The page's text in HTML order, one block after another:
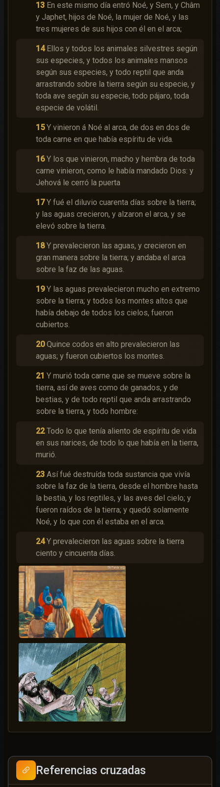
13 En este mismo día entró Noé, y Sem, y Châm
y Japhet, hijos de Noé, la mujer de Noé, y las
tres mujeres de sus hijos con él en el arca;
14 Ellos y todos los animales silvestres según
sus especies, y todos los animales mansos
según sus especies, y todo reptil que anda
arrastrando sobre la tierra según su especie, y
toda ave según su especie, todo pájaro, toda
especie de volátil.
15 Y vinieron á Noé al arca, de dos en dos de
toda carne en que había espíritu de vida.
16 Y los que vinieron, macho y hembra de toda
carne vinieron, como le había mandado Dios: y
Jehová le cerró la puerta
17 Y fué el diluvio cuarenta días sobre la tierra;
y las aguas crecieron, y alzaron el arca, y se
elevó sobre la tierra.
18 Y prevalecieron las aguas, y crecieron en
gran manera sobre la tierra; y andaba el arca
sobre la faz de las aguas.
19 Y las aguas prevalecieron mucho en extremo
sobre la tierra; y todos los montes altos que
había debajo de todos los cielos, fueron
cubiertos.
20 Quince codos en alto prevalecieron las
aguas; y fueron cubiertos los montes.
21 Y murió toda carne que se mueve sobre la
tierra, así de aves como de ganados, y de
bestias, y de todo reptil que anda arrastrando
sobre la tierra, y todo hombre:
22 Todo lo que tenía aliento de espíritu de vida
en sus narices, de todo lo que había en la tierra,
murió.
23 Así fué destruída toda sustancia que vivía
sobre la faz de la tierra, desde el hombre hasta
la bestia, y los reptiles, y las aves del cielo; y
fueron raídos de la tierra; y quedó solamente
Noé, y lo que con él estaba en el arca.
24 Y prevalecieron las aguas sobre la tierra
ciento y cincuenta días.
Referencias cruzadas